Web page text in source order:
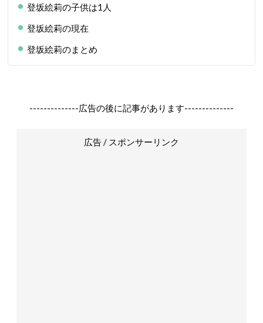
登坂絵莉の子供は1人
登坂絵莉の現在
登坂絵莉のまとめ
--------------広告の後に記事があります--------------
広告 / スポンサーリンク